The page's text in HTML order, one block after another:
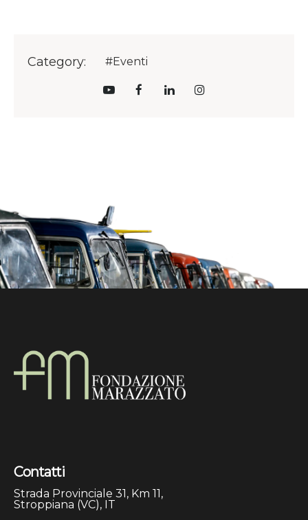
Category: #Eventi
Contatti
Strada Provinciale 31, Km 11,
Stroppiana (VC), IT